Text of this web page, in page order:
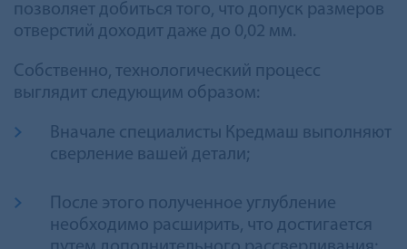
позволяет добиться того, что допуск размеров
отверстий доходит даже до 0,02 мм.
Собственно, технологический процесс
выглядит следующим образом:
Вначале специалисты Кредмаш выполняют
сверление вашей детали;
После этого полученное углубление
необходимо расширить, что достигается